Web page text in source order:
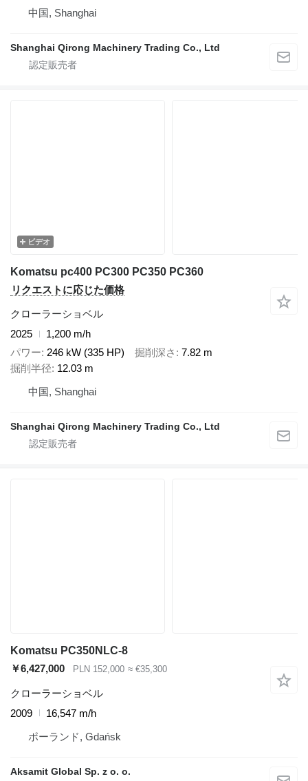
中国, Shanghai
Shanghai Qirong Machinery Trading Co., Ltd
ビデオ
Komatsu pc400 PC300 PC350 PC360
リクエストに応じた価格
クローラーショベル
2025
1,200 m/h
パワー 246 kW (335 HP) 掘削深さ
7.82 m
掘削半径 12.03 m
中国, Shanghai
Shanghai Qirong Machinery Trading Co., Ltd
Komatsu PC350NLC-8
￥6,427,000
PLN 152,000 ≈ €35,300
クローラーショベル
2009
16,547 m/h
ポーランド, Gdańsk
Aksamit Global Sp. z o. o.